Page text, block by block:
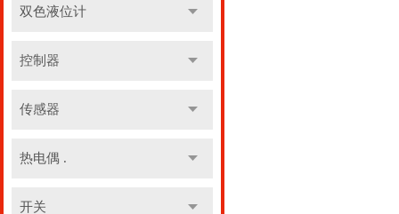
双色液位计
控制器
传感器
热电偶 .
开关